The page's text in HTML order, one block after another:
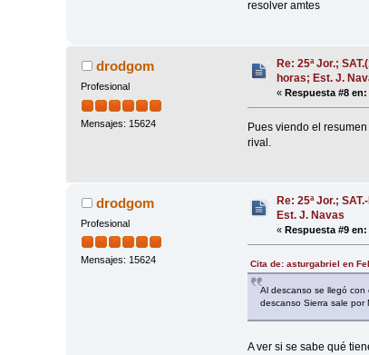
resolver amtes
drodgom
Profesional
Mensajes: 15624
Re: 25ª Jor.;
horas; Est. J.
« Respuesta #8 en:
Pues viendo el
rival.
drodgom
Profesional
Mensajes: 15624
Re: 25ª Jor.;
Est. J. Navas
«Respuesta #9 en:
Cita de: asturgabriel en
Al descanso se llegó con
descanso Sierra sale por
A ver si se sabe qué